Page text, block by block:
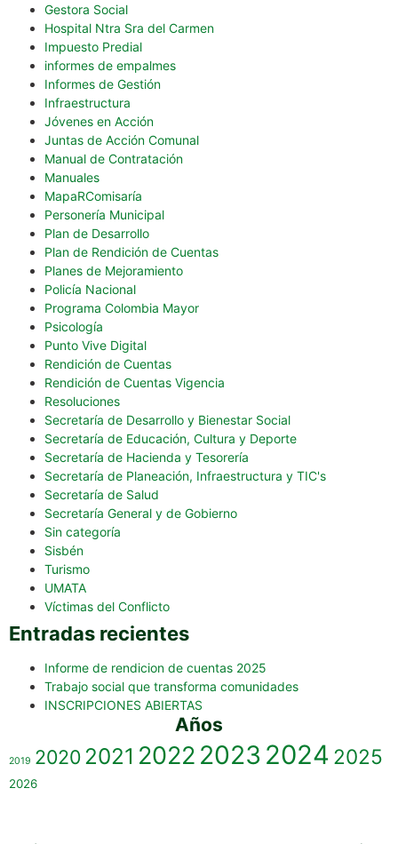
Gestora Social
Hospital Ntra Sra del Carmen
Impuesto Predial
informes de empalmes
Informes de Gestión
Infraestructura
Jóvenes en Acción
Juntas de Acción Comunal
Manual de Contratación
Manuales
MapaRComisaría
Personería Municipal
Plan de Desarrollo
Plan de Rendición de Cuentas
Planes de Mejoramiento
Policía Nacional
Programa Colombia Mayor
Psicología
Punto Vive Digital
Rendición de Cuentas
Rendición de Cuentas Vigencia
Resoluciones
Secretaría de Desarrollo y Bienestar Social
Secretaría de Educación, Cultura y Deporte
Secretaría de Hacienda y Tesorería
Secretaría de Planeación, Infraestructura y TIC's
Secretaría de Salud
Secretaría General y de Gobierno
Sin categoría
Sisbén
Turismo
UMATA
Víctimas del Conflicto
Entradas recientes
Informe de rendicion de cuentas 2025
Trabajo social que transforma comunidades
INSCRIPCIONES ABIERTAS
Años
2019 20202021 2022 2023 2024 2025
2026